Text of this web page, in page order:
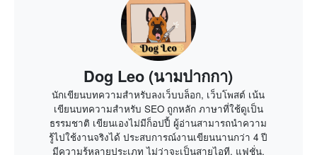
Dog Leo (นามปากกา)
นักเขียนบทความสำหรับลงเว็บบล็อก, เว็บโพสต์ เน้น
เขียนบทความสำหรับ SEO ถูกหลัก ภาษาที่ใช้ดูเป็น
ธรรมชาติ เขียนเองไม่มีก็อปปี้ ผู้อ่านสามารถนำความ
รู้ไปใช้งานจริงได้ ประสบการณ์งานเขียนนานกว่า 4 ปี
มีความรู้หลายประเภท ไม่ว่าจะเป็นสายไอที, แฟชั่น,